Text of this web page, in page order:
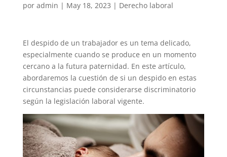
por admin | May 18, 2023 | Derecho laboral
El despido de un trabajador es un tema delicado,
especialmente cuando se produce en un momento
cercano a la futura paternidad. En este artículo,
abordaremos la cuestión de si un despido en estas
circunstancias puede considerarse discriminatorio
según la legislación laboral vigente.